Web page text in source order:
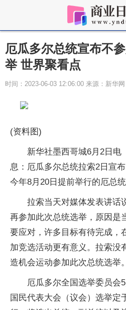
厄瓜多尔总统宣布不
举 世界聚看点
时间：2023-06-03 12:06:00 来源：新华网
(资料图)
新华社墨西哥城6月2日电
息：厄瓜多尔总统拉索2日宣
今年8月20日提前举行的厄总统
拉索当天对媒体发表讲话
再参加此次总统选举，原因是
要应对，许多目标有待完成，
加竞选活动更有意义。拉索没
造机会运动参加此次总统选举。
厄瓜多尔全国选举委员会
国民代表大会（议会）选举定